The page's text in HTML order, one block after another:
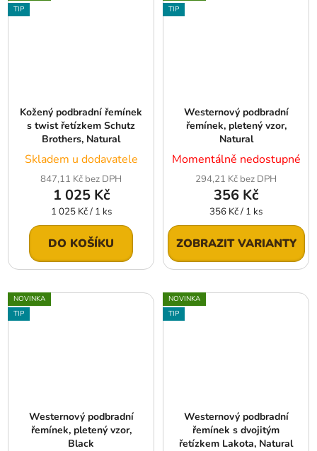
TIP
Kožený podbradní řemínek
s twist řetízkem Schutz
Brothers, Natural
Skladem u dodavatele
847,11 Kč bez DPH
1 025 Kč
Měrná
cena:
1 025 Kč / 1 ks
DO KOŠÍKU
TIP
Westernový podbradní
řemínek, pletený vzor,
Natural
Momentálně nedostupné
294,21 Kč bez DPH
356 Kč
Měrná
cena:
356 Kč / 1 ks
ZOBRAZIT VARIANTY
NOVINKA
TIP
Westernový podbradní
řemínek, pletený vzor,
Black
NOVINKA
TIP
Westernový podbradní
řemínek s dvojitým
řetízkem Lakota, Natural